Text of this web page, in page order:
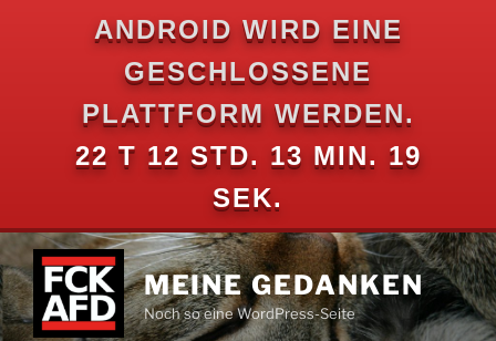
ANDROID WIRD EINE
GESCHLOSSENE
PLATTFORM WERDEN.
22 T 12 STD. 13 MIN. 19
SEK.
Zum
Inhalt
springen
MEINE GEDANKEN
Noch so eine WordPress-Seite